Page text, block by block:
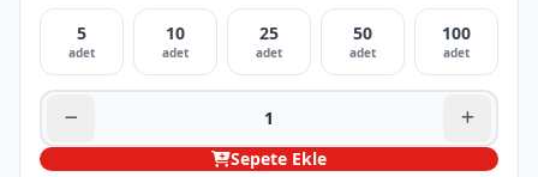
5
adet
10
adet
25
adet
50
adet
100
adet
Sepete Ekle